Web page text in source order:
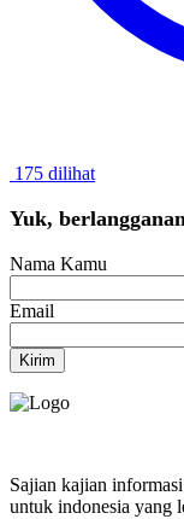
175 dilihat
Yuk,
Nama Kamu
Email
Kirim
Sajian kajian
untuk indonesia yang